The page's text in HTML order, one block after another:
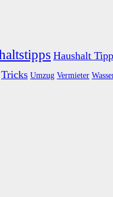
Haushalt
Tricks Umzug Vermieter